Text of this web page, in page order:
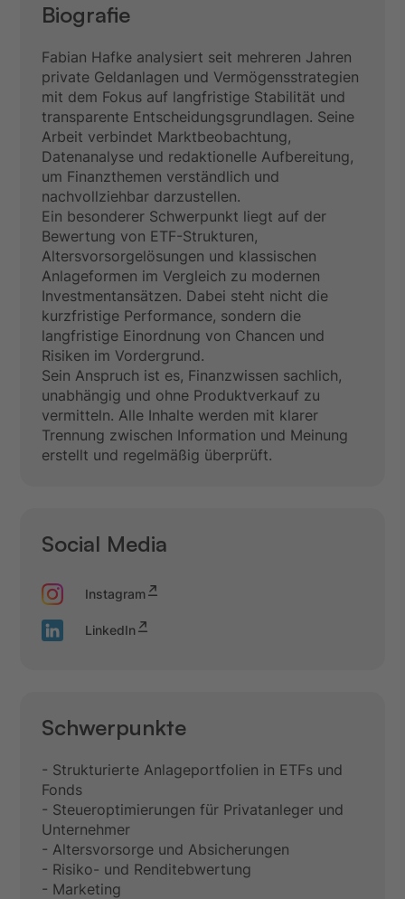
Biografie
Fabian Hafke analysiert seit mehreren Jahren
private Geldanlagen und Vermögensstrategien
mit dem Fokus auf langfristige Stabilität und
transparente Entscheidungsgrundlagen. Seine
Arbeit verbindet Marktbeobachtung,
Datenanalyse und redaktionelle Aufbereitung,
um Finanzthemen verständlich und
nachvollziehbar darzustellen.
Ein besonderer Schwerpunkt liegt auf der
Bewertung von ETF-Strukturen,
Altersvorsorgelösungen und klassischen
Anlageformen im Vergleich zu modernen
Investmentansätzen. Dabei steht nicht die
kurzfristige Performance, sondern die
langfristige Einordnung von Chancen und
Risiken im Vordergrund.
Sein Anspruch ist es, Finanzwissen sachlich,
unabhängig und ohne Produktverkauf zu
vermitteln. Alle Inhalte werden mit klarer
Trennung zwischen Information und Meinung
erstellt und regelmäßig überprüft.
Social Media
Instagram
LinkedIn
Schwerpunkte
- Strukturierte Anlageportfolien in ETFs und
Fonds
- Steueroptimierungen für Privatanleger und
Unternehmer
- Altersvorsorge und Absicherungen
- Risiko- und Renditebwertung
- Marketing